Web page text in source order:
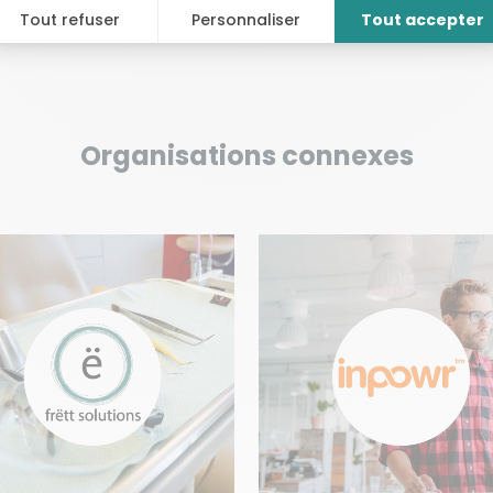
Organisations connexes
VOIR VOIR